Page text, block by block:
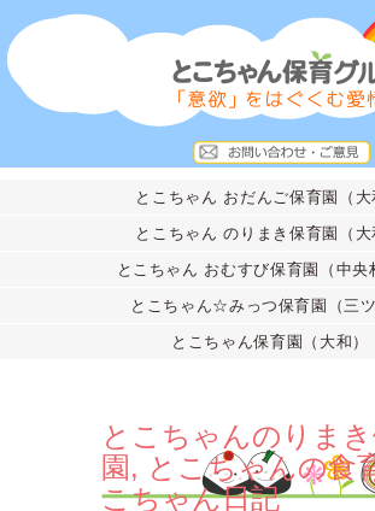
とこちゃん おだんご保育園（大
とこちゃん のりまき保育園（大
とこちゃん おむすび保育園（中央
とこちゃん☆みっつ保育園（三ツ
とこちゃん保育園（大和）
とこちゃんのりま
園 , とこちゃんの食
こちゃん日記